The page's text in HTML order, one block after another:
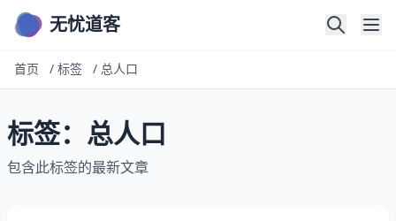
无忧道客
首页 / 标签 / 总人口
标签：总人口
包含此标签的最新文章